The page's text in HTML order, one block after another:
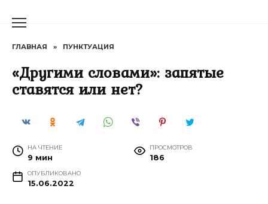
ГЛАВНАЯ » ПУНКТУАЦИЯ
«Другими словами»: запятые
ставятся или нет?
НА ЧТЕНИЕ
9 мин
ПРОСМОТРОВ
186
ОПУБЛИКОВАНО
15.06.2022